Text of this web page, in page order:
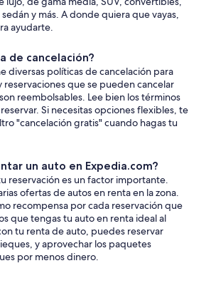
y más. A donde quiera que vayas,
ayudarte.
de cancelación?
diversas políticas de cancelación para
que se pueden cancelar
reembolsables. Lee bien los términos
Si necesitas opciones flexibles, te
"cancelación gratis" cuando hagas tu
un auto en Expedia.com?
reservación es un factor importante.
ofertas de autos en renta en la zona.
recompensa por cada reservación que
que tengas tu auto en renta ideal al
tu renta de auto, puedes reservar
y aprovechar los paquetes
por menos dinero.